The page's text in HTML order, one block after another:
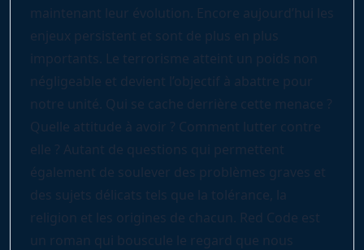
maintenant leur évolution. Encore aujourd’hui les
enjeux persistent et sont de plus en plus
importants. Le terrorisme atteint un poids non
négligeable et devient l’objectif à abattre pour
notre unité. Qui se cache derrière cette menace ?
Quelle attitude à avoir ? Comment lutter contre
elle ? Autant de questions qui permettent
également de soulever des problèmes graves et
des sujets délicats tels que la tolérance, la
religion et les origines de chacun. Red Code est
un roman qui bouscule le regard que nous